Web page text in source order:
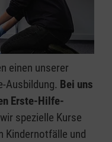
einen unserer
Ausbildung. Bei uns
Erste-Hilfe-
spezielle Kurse
Kindernotfälle und